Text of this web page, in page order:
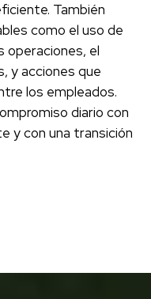
También
como el uso de
operaciones, el
y acciones que
los empleados.
diario con
y con una transición